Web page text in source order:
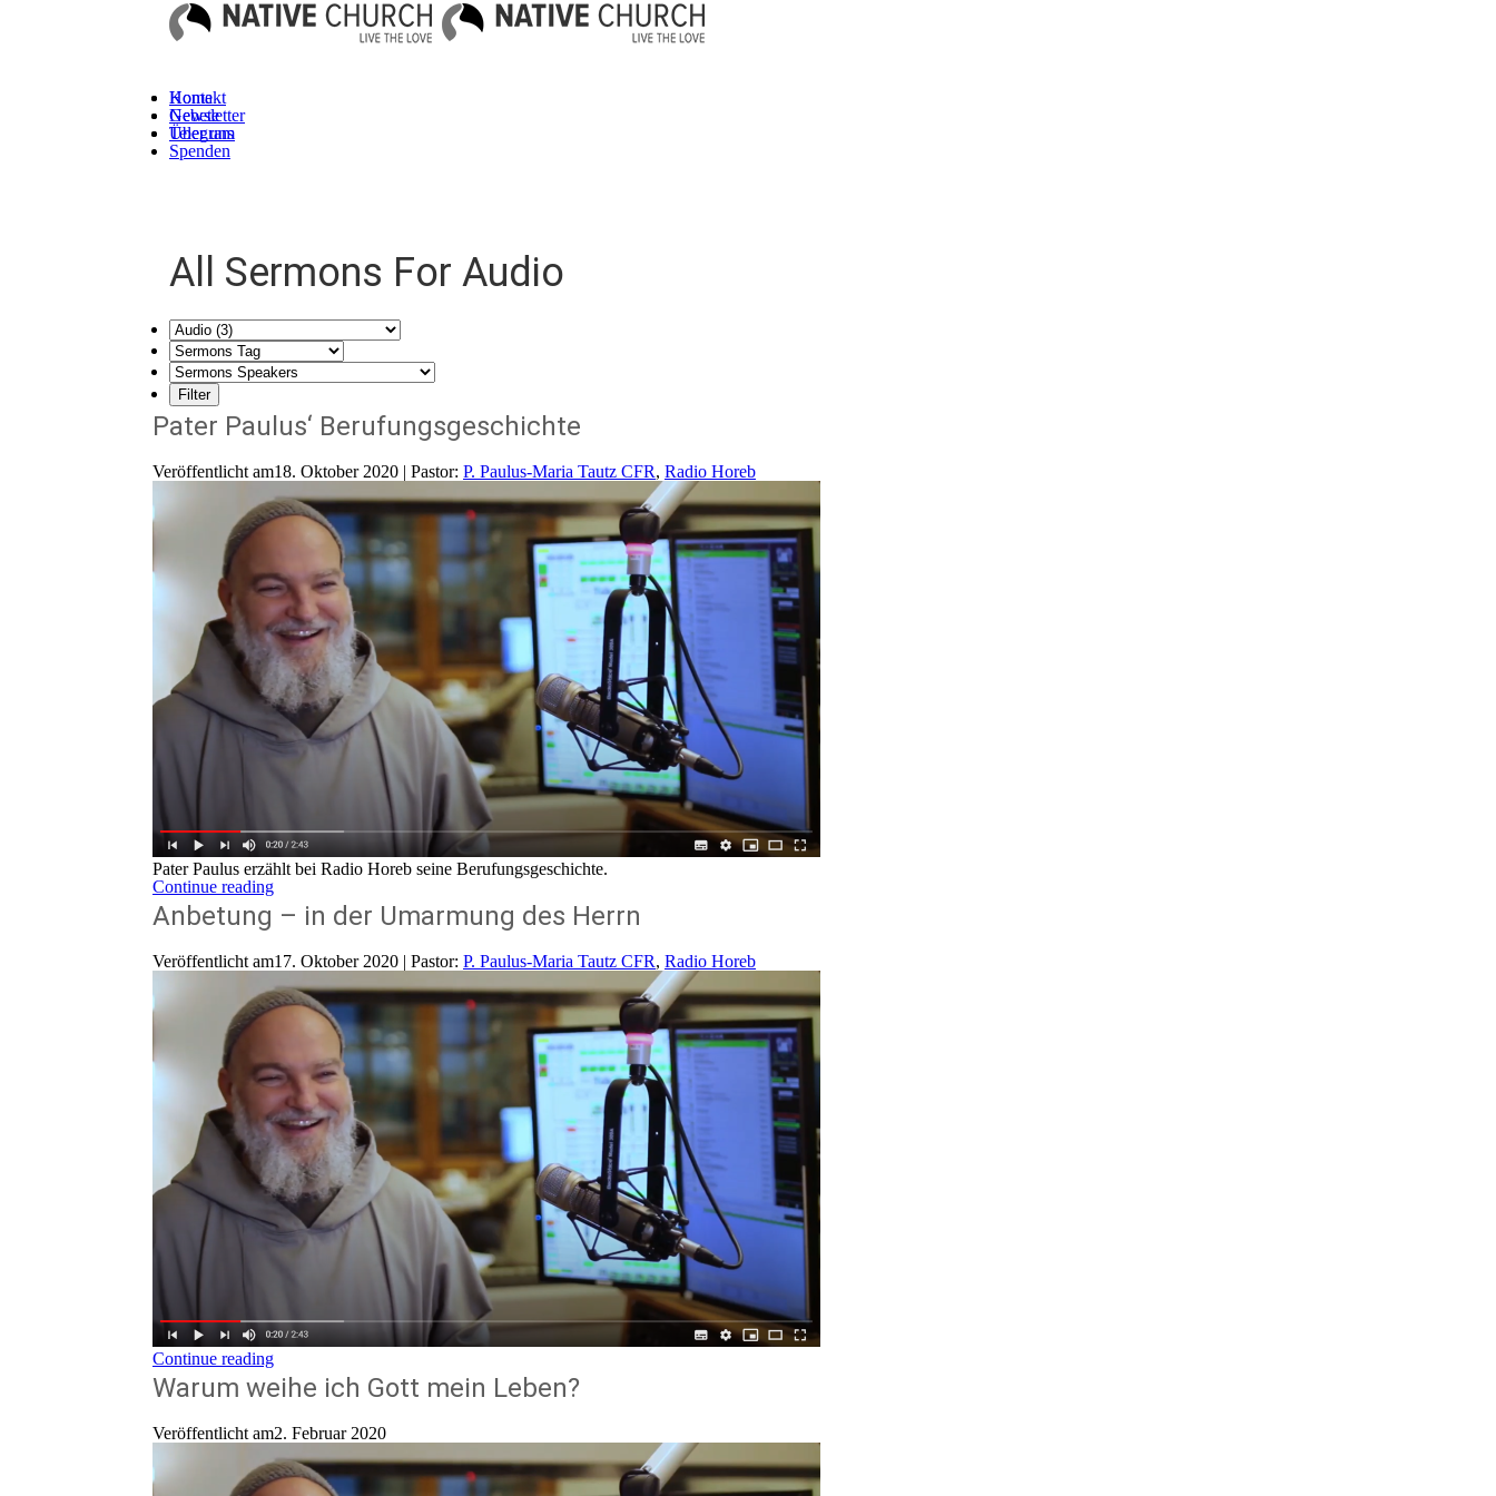
Kontakt
Newsletter
Telegram
Spenden
Home
Gebete
Über uns
All Sermons For Audio
Pater Paulus‘ Berufungsgeschichte
Veröffentlicht am18. Oktober 2020 | Pastor: P. Paulus-Maria Tautz CFR, Radio Horeb
Pater Paulus erzählt bei Radio Horeb seine Berufungsgeschichte.
Continue reading
Anbetung – in der Umarmung des Herrn
Veröffentlicht am17. Oktober 2020 | Pastor: P. Paulus-Maria Tautz CFR, Radio Horeb
Continue reading
Warum weihe ich Gott mein Leben?
Veröffentlicht am2. Februar 2020